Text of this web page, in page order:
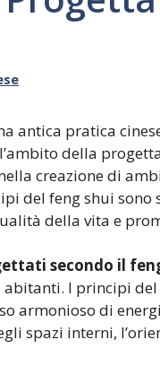
antica pratica
della
creazione di
del feng shui
della vita e
secondo il
abitanti. I principi
armonioso di
spazi interni,